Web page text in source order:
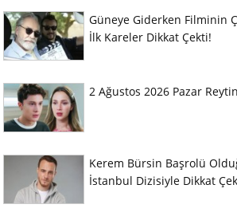
Güneye Giderken Filminin
İlk Kareler Dikkat Çekti!
2 Ağustos 2026 Pazar
Kerem Bürsin Başrolü
İstanbul Dizisiyle Dikkat